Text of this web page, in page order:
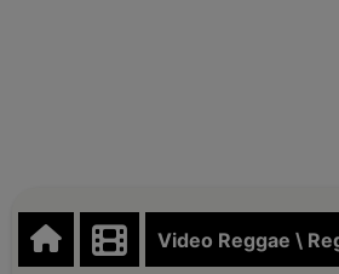
Video Reggae \